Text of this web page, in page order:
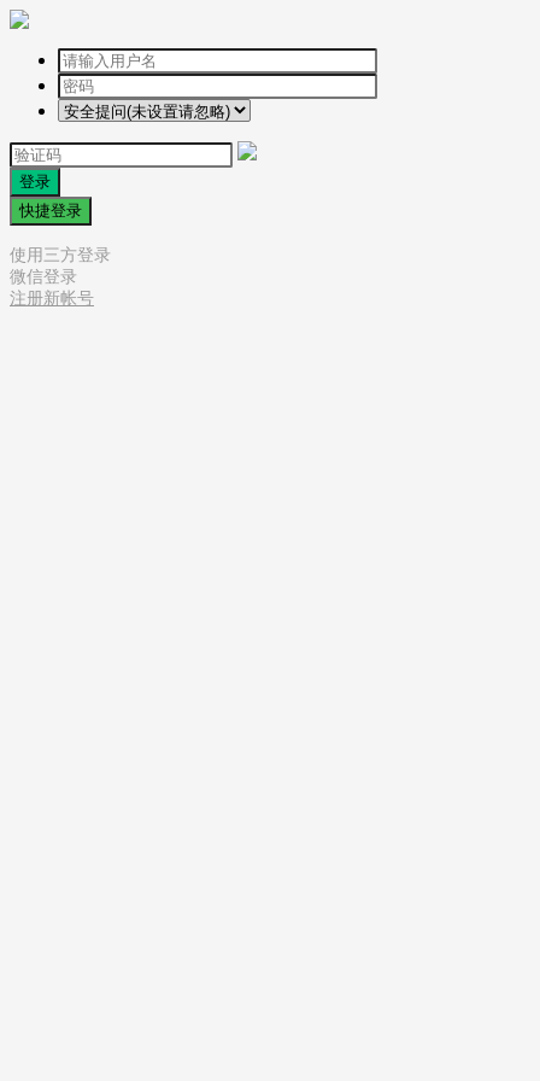
登录
快捷登录
使用三方登录
微信登录
注册新帐号